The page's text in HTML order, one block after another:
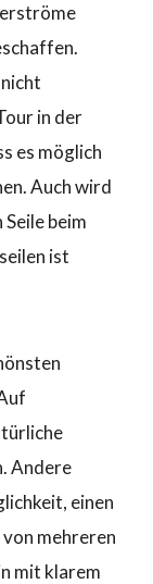
in der
es möglich
Auch wird
beim
ist
Andere
einen
mehreren
mit klarem